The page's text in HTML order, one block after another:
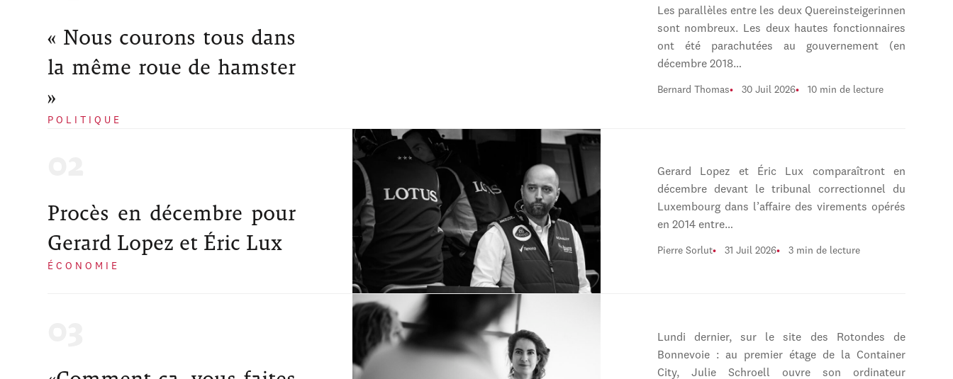
« Nous courons tous dans
la même roue de hamster
»
POLITIQUE
Les parallèles entre les deux Quereinsteigerinnen
sont nombreux. Les deux hautes fonctionnaires
ont été parachutées au gouvernement (en
décembre 2018…
Bernard Thomas 30 Juil 2026 10 min de lecture
Procès en décembre pour
Gerard Lopez et Éric Lux
ÉCONOMIE
Gerard Lopez et Éric Lux comparaîtront en
décembre devant le tribunal correctionnel du
Luxembourg dans l’affaire des virements opérés
en 2014 entre…
Pierre Sorlut 31 Juil 2026 3 min de lecture
Lundi dernier, sur le site des Rotondes de
Bonnevoie : au premier étage de la Container
City, Julie Schroell ouvre son ordinateur